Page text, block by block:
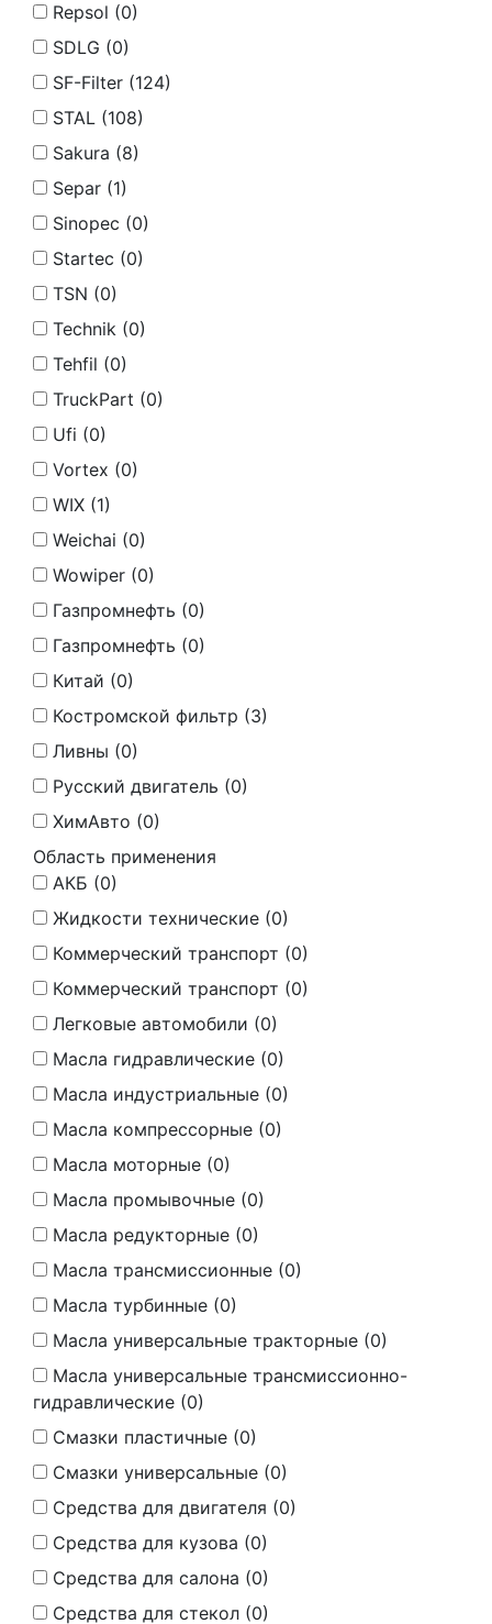
Repsol (0)
SDLG (0)
SF-Filter (124)
STAL (108)
Sakura (8)
Separ (1)
Sinopec (0)
Startec (0)
TSN (0)
Technik (0)
Tehfil (0)
TruckPart (0)
Ufi (0)
Vortex (0)
WIX (1)
Weichai (0)
Wowiper (0)
Газпромнефть (0)
Газпромнефть (0)
Китай (0)
Костромской фильтр (3)
Ливны (0)
Русский двигатель (0)
ХимАвто (0)
Область применения
АКБ (0)
Жидкости технические (0)
Коммерческий транспорт (0)
Коммерческий транспорт (0)
Легковые автомобили (0)
Масла гидравлические (0)
Масла индустриальные (0)
Масла компрессорные (0)
Масла моторные (0)
Масла промывочные (0)
Масла редукторные (0)
Масла трансмиссионные (0)
Масла турбинные (0)
Масла универсальные тракторные (0)
Масла универсальные трансмиссионно-
гидравлические (0)
Смазки пластичные (0)
Смазки универсальные (0)
Средства для двигателя (0)
Средства для кузова (0)
Средства для салона (0)
Средства для стекол (0)